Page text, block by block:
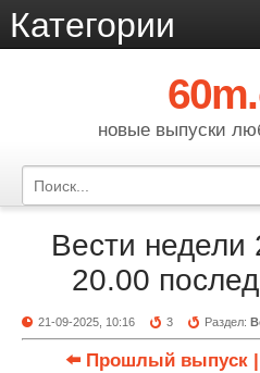
Категории
новые выпуски
Вести недели
20.00
21-09-2025, 10:16 3 Раздел:
⬅️ Прошлый выпуск